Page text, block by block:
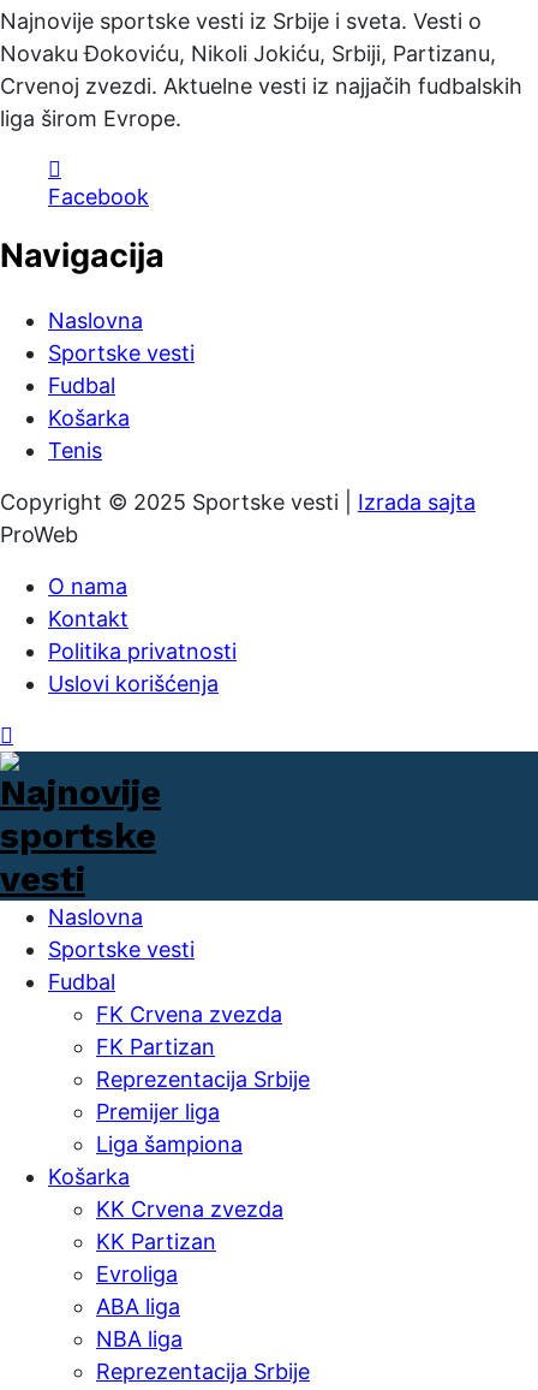
Najnovije sportske vesti iz Srbije i sveta. Vesti o
Novaku Đokoviću, Nikoli Jokiću, Srbiji, Partizanu,
Crvenoj zvezdi. Aktuelne vesti iz najjačih fudbalskih
liga širom Evrope.
Facebook
Navigacija
Naslovna
Sportske vesti
Fudbal
Košarka
Tenis
Copyright © 2025 Sportske vesti | Izrada sajta
ProWeb
O nama
Kontakt
Politika privatnosti
Uslovi korišćenja
Naslovna
Sportske vesti
Fudbal
FK Crvena zvezda
FK Partizan
Reprezentacija Srbije
Premijer liga
Liga šampiona
Košarka
KK Crvena zvezda
KK Partizan
Evroliga
ABA liga
NBA liga
Reprezentacija Srbije